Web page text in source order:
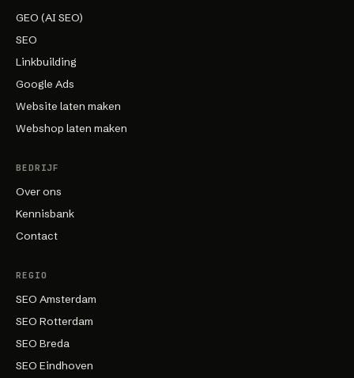
GEO (AI SEO)
SEO
Linkbuilding
Google Ads
Website laten maken
Webshop laten maken
BEDRIJF
Over ons
Kennisbank
Contact
REGIO
SEO Amsterdam
SEO Rotterdam
SEO Breda
SEO Eindhoven